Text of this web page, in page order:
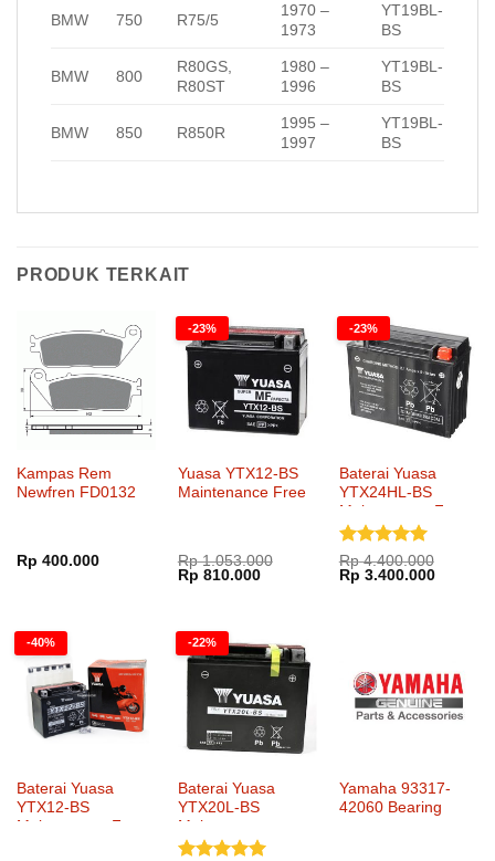
BMW 750 R75/5
1970 –
1973
YT19BL-
BS
BMW 800
R80GS,
R80ST
1980 –
1996
YT19BL-
BS
BMW 850 R850R
1995 –
1997
YT19BL-
BS
PRODUK TERKAIT
Kampas Rem
Newfren FD0132
Rp 400.000
-23%
Yuasa YTX12-BS
Maintenance Free
Rp1.053.000
Harga
aslinya
Rp 810.000Harga
-23%
Baterai Yuasa
YTX24HL-BS
Maintenance Free
Dinilai5
dari 5
Rp4.400.000
Harga
aslinya
Rp 3.400.000Harga
-40%
Baterai Yuasa
YTX12-BS
Maintenance Free
-22%
Baterai Yuasa
YTX20L-BS
Maintenance
Yamaha 93317-
42060 Bearing